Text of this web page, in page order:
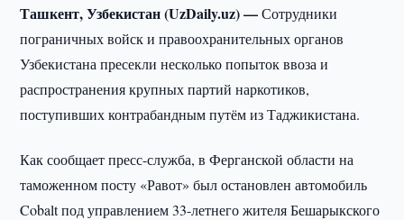
Ташкент, Узбекистан (UzDaily.uz) —Сотрудники
пограничных войск и правоохранительных органов
Узбекистана пресекли несколько попыток ввоза и
распространения крупных партий наркотиков,
поступивших контрабандным путём из Таджикистана.
Как сообщает пресс-служба, в Ферганской области на
таможенном посту «Равот» был остановлен автомобиль
Cobalt под управлением 33-летнего жителя Бешарыкского